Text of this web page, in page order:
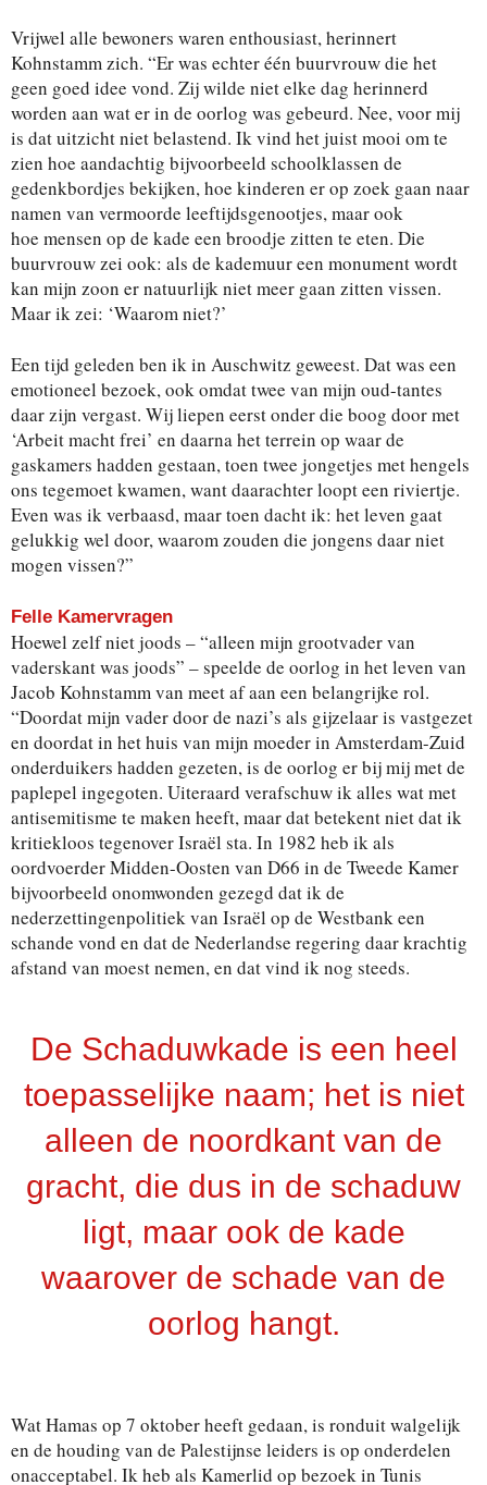
Vrijwel alle bewoners waren enthousiast, herinnert
Kohnstamm zich. “Er was echter één buurvrouw die het
geen goed idee vond. Zij wilde niet elke dag herinnerd
worden aan wat er in de oorlog was gebeurd. Nee, voor mij
is dat uitzicht niet belastend. Ik vind het juist mooi om te
zien hoe aandachtig bijvoorbeeld schoolklassen de
gedenkbordjes bekijken, hoe kinderen er op zoek gaan naar
namen van vermoorde leeftijdsgenootjes, maar ook
hoe mensen op de kade een broodje zitten te eten. Die
buurvrouw zei ook: als de kademuur een monument wordt
kan mijn zoon er natuurlijk niet meer gaan zitten vissen.
Maar ik zei: ‘Waarom niet?’
Een tijd geleden ben ik in Auschwitz geweest. Dat was een
emotioneel bezoek, ook omdat twee van mijn oud-tantes
daar zijn vergast. Wij liepen eerst onder die boog door met
‘Arbeit macht frei’ en daarna het terrein op waarde
gaskamers hadden gestaan, toen twee jongetjes methengels
ons tegemoet kwamen, want daarachter loopteen riviertje.
Even was ik verbaasd, maar toen dacht ik: hetleven gaat
gelukkig wel door, waarom zouden die jongens daar niet
mogen vissen?”
Felle Kamervragen
Hoewel zelf niet joods – “alleen mijn grootvader van
vaderskant was joods” – speelde de oorlog in het leven van
Jacob Kohnstamm van meet af aan een belangrijke rol.
“Doordat mijn vader door de nazi’s als gijzelaar is vastgezet
en doordat in het huis van mijn moeder in Amsterdam-Zuid
onderduikers hadden gezeten, is de oorlog er bij mij met de
paplepel ingegoten. Uiteraard verafschuw ik alles wat met
antisemitisme te maken heeft,maar dat betekent niet dat ik
kritiekloos tegenover Israël sta. In 1982 heb ik als
oordvoerder Midden-Oosten van D66 in de Tweede Kamer
bijvoorbeeld onomwonden gezegd dat ik de
nederzettingenpolitiek van Israël op de Westbank een
schande vond en dat de Nederlandse regering daar krachtig
afstand van moest nemen, en datvind ik nog steeds.
De Schaduwkade is een heel
toepasselijke naam; het is niet
alleen de noordkant van de
gracht, die dus in de schaduw
ligt, maar ook de kade
waarover de schade van de
oorlog hangt.
Wat Hamas op 7 oktober heeft gedaan, is ronduit walgelijk
en de houding van de Palestijnse leiders is op onderdelen
onacceptabel. Ik heb als Kamerlid op bezoek in Tunis